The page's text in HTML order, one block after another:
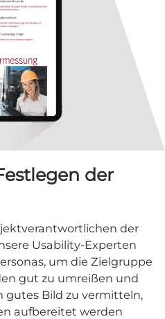
der
der
Usability-Experten
um die Zielgruppe
gut zu umreißen und
gutes Bild zu vermitteln,
aufbereitet werden